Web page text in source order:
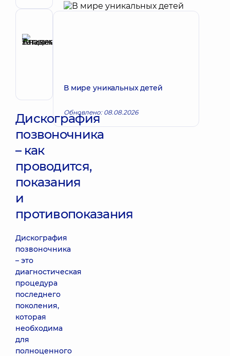
Ревматолог
Дискография
позвоночника
– как
проводится,
показания
и
противопоказания
Дискография
позвоночника
– это
диагностическая
процедура
последнего
поколения,
которая
необходима
для
полноценного
В мире уникальных детей
Обновлено: 08.08.2026